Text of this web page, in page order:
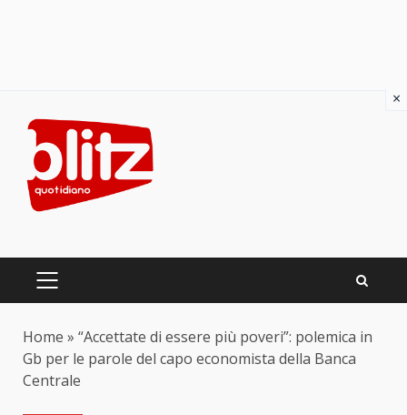
content
PRIMARY
Home » “Accettate di essere più poveri”: polemica in
Gb per le parole del capo economista della Banca
Centrale
×